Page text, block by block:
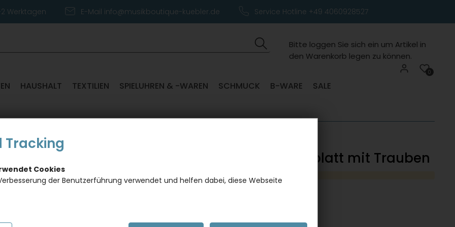
Werktagen E-Mail info@musikboutique-kuebler.de Service Hotline +49 4060928527
Bitte loggen Sie sich ein um Artikel in
den Warenkorb legen zu können.
0
HAUSHALT TEXTILIEN SPIELUHREN & -WAREN SCHMUCK B-WARE SALE
Doppelkarte, Notenblatt mit Trauben
Tracking
Cookies
der Benutzerführung verwendet und helfen dabei, diese Webseite